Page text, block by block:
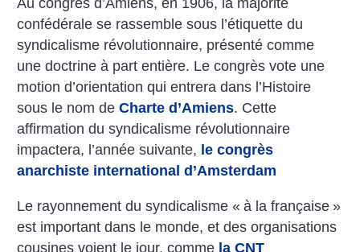
Au congrès d’Amiens, en 1906, la majorité
confédérale se rassemble sous l’étiquette du
syndicalisme révolutionnaire, présenté comme
une doctrine à part entière. Le congrès vote une
motion d’orientation qui entrera dans l’Histoire
sous le nom deCharte d’Amiens. Cette
affirmation du syndicalisme révolutionnaire
impactera, l’année suivante, le congrès
anarchiste international d’Amsterdam
Le rayonnement du syndicalisme « à la française »
est important dans le monde, et des organisations
cousines voient le jour, comme la CNT